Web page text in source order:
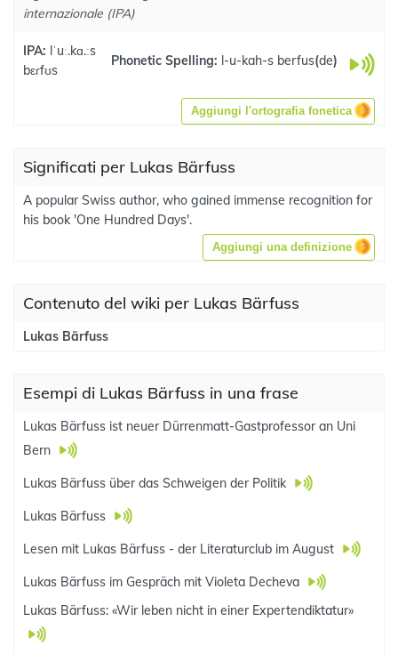
internazionale (IPA)
IPA: lˈuː.kɑ.ːs
bɛɾfʊs
Phonetic Spelling: l-u-kah-s berfus(de)
Aggiungi l'ortografia fonetica
Significati per Lukas Bärfuss
A popular Swiss author, who gained immense recognition for
his book 'One Hundred Days'.
Aggiungi una definizione
Contenuto del wiki per Lukas Bärfuss
Lukas Bärfuss
Esempi di Lukas Bärfuss in una frase
Lukas Bärfuss ist neuer Dürrenmatt-Gastprofessor an Uni
Bern
Lukas Bärfuss über das Schweigen der Politik
Lukas Bärfuss
Lesen mit Lukas Bärfuss - der Literaturclub im August
Lukas Bärfuss im Gespräch mit Violeta Decheva
Lukas Bärfuss: «Wir leben nicht in einer Expertendiktatur»